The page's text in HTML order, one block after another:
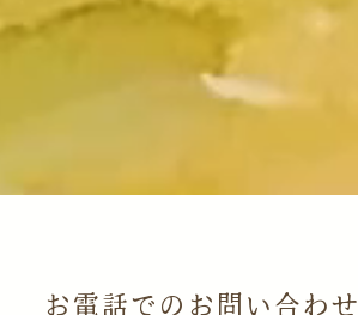
お電話でのお問い合わせ